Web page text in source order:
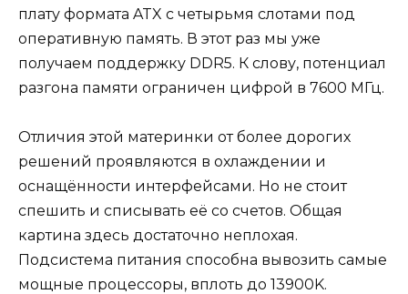
плату формата ATX с четырьмя слотами под
оперативную память. В этот раз мы уже
получаем поддержку DDR5. К слову, потенциал
разгона памяти ограничен цифрой в 7600 МГц.
Отличия этой материнки от более дорогих
решений проявляются в охлаждении и
оснащённости интерфейсами. Но не стоит
спешить и списывать её со счетов. Общая
картина здесь достаточно неплохая.
Подсистема питания способна вывозить самые
мощные процессоры, вплоть до 13900K.